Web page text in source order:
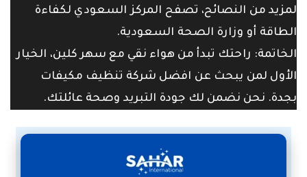
لمزيد من النصائح، تصفح المركز السعودي لكفاءة
الطاقة أو وزارة الصحة السعودية.
الخاتمة: راحتك تبدأ من هواء نقي مع سهر كلين، الخيار
الأول لمن يبحث عن افضل شركة تنظيف مكيفات
بجدة. نحن نضمن لك جودة التبريد وصحة عائلتك.